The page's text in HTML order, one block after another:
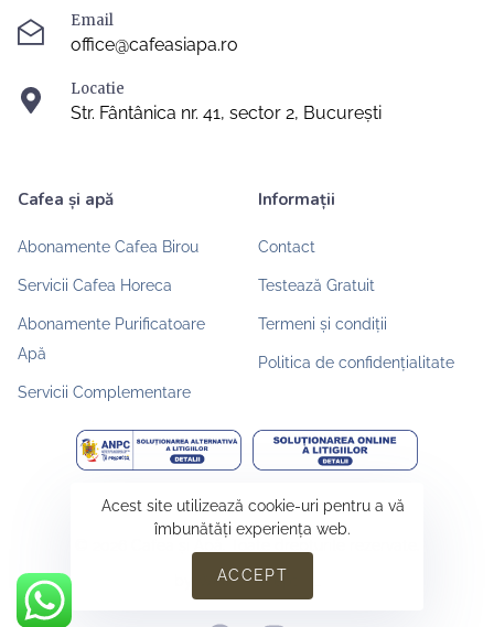
Email
office@cafeasiapa.ro
Locatie
Str. Fântânica nr. 41, sector 2, București
Cafea și apă
Abonamente Cafea Birou
Servicii Cafea Horeca
Abonamente Purificatoare
Apă
Servicii Complementare
Informații
Contact
Testează Gratuit
Termeni și condiții
Politica de confidențialitate
Web Concept
Acest site utilizează cookie-uri pentru a vă
îmbunătăți experiența web.
ACCEPT